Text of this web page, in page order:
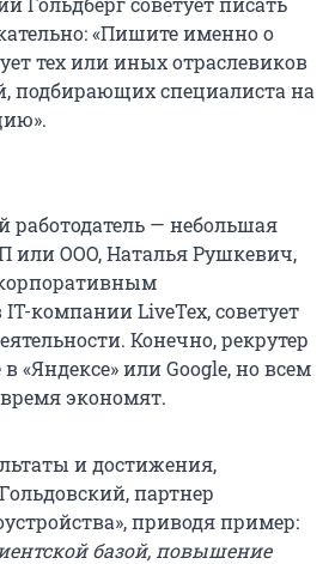
«Пишите именно о
тех или иных отраслевиков
подбирающих специалиста на
— небольшая
или ООО, Наталья Рушкевич,
компании LiveTex, советует
Конечно, рекрутер
«Яндексе» или Google, но всем
экономят.
и достижения,
партнер
приводя пример:
базой, повышение